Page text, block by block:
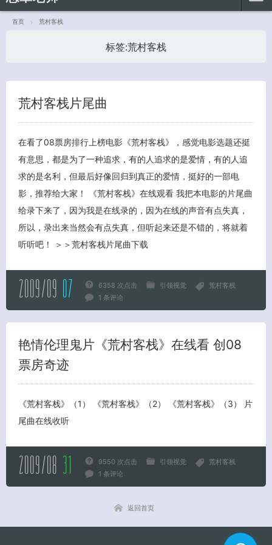
首页 荒村客栈
标签:荒村客栈
荒村客栈片尾曲
在看了08票房排行上榜电影《荒村客栈》，感觉电影选题还挺
有意思，都是为了一种追求，有的人追求的是爱情，有的人追
求的是名利，但最后好像回归到真正的爱情，挺好的一部电
影，推荐给大家！ 《荒村客栈》在线观看 我把本电影的片尾曲
给录下来了，因为我是在线录的，因为在线的声音有点失真，
所以，录出来当然会有点失真，但听起来还是不错的，将就着
听听吧！ ＞＞荒村客栈片尾曲下载
2009/09 07 6358 次点击 引领视觉
荒村客栈
1 条评论
艳情伦理鬼片《荒村客栈》在线看 创08
票房奇迹
《荒村客栈》（1） 《荒村客栈》（2） 《荒村客栈》（3） 片
尾曲在线收听
2009/08 31 9550 次点击 引领视觉
荒村客栈
1 条评论
返回首页